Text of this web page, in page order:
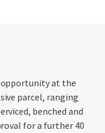
opportunity at the
parcel, ranging
benched and
for a further 40